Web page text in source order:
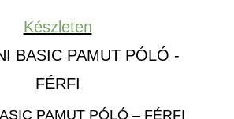
Készleten
PAMUT PÓLÓ – FÉRFI